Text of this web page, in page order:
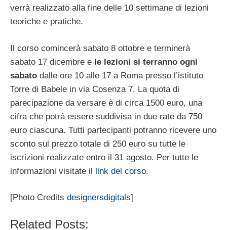
verrà realizzato alla fine delle 10 settimane di lezioni
teoriche e pratiche.
Il corso comincerà sabato 8 ottobre e terminerà
sabato 17 dicembre e le lezioni si terranno ogni
sabato dalle ore 10 alle 17 a Roma presso l’istituto
Torre di Babele in via Cosenza 7. La quota di
parecipazione da versare è di circa 1500 euro, una
cifra che potrà essere suddivisa in due rate da 750
euro ciascuna. Tutti partecipanti potranno ricevere uno
sconto sul prezzo totale di 250 euro su tutte le
iscrizioni realizzate entro il 31 agosto. Per tutte le
informazioni visitate il link del corso.
[Photo Credits designersdigitals]
Related Posts: